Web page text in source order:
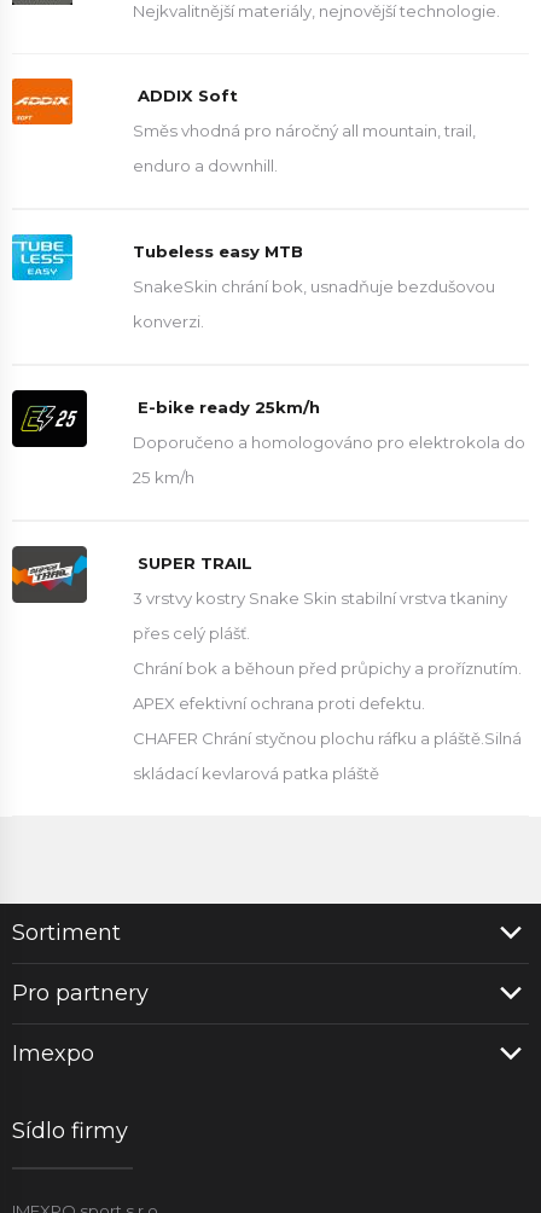
Nejkvalitnější materiály, nejnovější technologie.
ADDIX Soft
Směs vhodná pro náročný all mountain, trail,
enduro a downhill.
Tubeless easy MTB
SnakeSkin chrání bok, usnadňuje bezdušovou
konverzi.
E-bike ready 25km/h
Doporučeno a homologováno pro elektrokola do
25 km/h
SUPER TRAIL
3 vrstvy kostry Snake Skin stabilní vrstva tkaniny
přes celý plášť.
Chrání bok a běhoun před průpichy a proříznutím.
APEX efektivní ochrana proti defektu.
CHAFER Chrání styčnou plochu ráfku a pláště.Silná
skládací kevlarová patka pláště
Sortiment
Pro partnery
Imexpo
Sídlo firmy